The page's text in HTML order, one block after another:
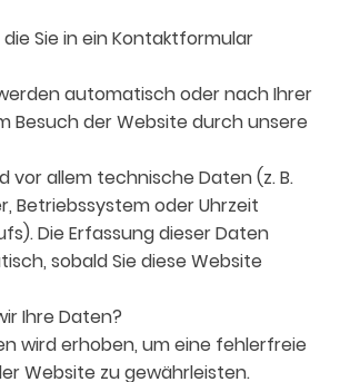
Sie in ein Kontaktformular
automatisch oder nach Ihrer
Besuch der Website durch unsere
vor allem technische Daten (z. B.
Betriebssystem oder Uhrzeit
Die Erfassung dieser Daten
sobald Sie diese Website
Ihre Daten?
wird erhoben, um eine fehlerfreie
Website zu gewährleisten.